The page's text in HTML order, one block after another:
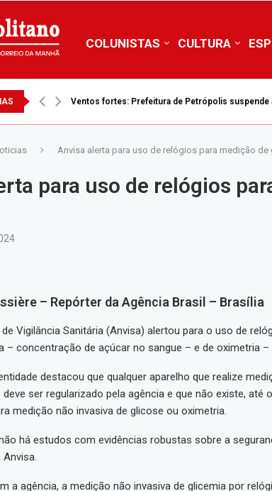
COLUNISTAS CULTURA
Ventos fortes: Prefeitura de Petrópolis suspende
Anvisa alerta para uso de relógios para medição de
para uso de relógios
– Repórter da Agência Brasil – Brasília
Vigilância Sanitária (Anvisa) alertou para o uso de
– concentração de açúcar no sangue – e de oximetria
destacou que qualquer aparelho que realize
ser regularizado pela agência e que não existe,
medição não invasiva de glicose ou oximetria.
há estudos com evidências robustas sobre a
Anvisa.
a agência, a medição não invasiva de glicemia por